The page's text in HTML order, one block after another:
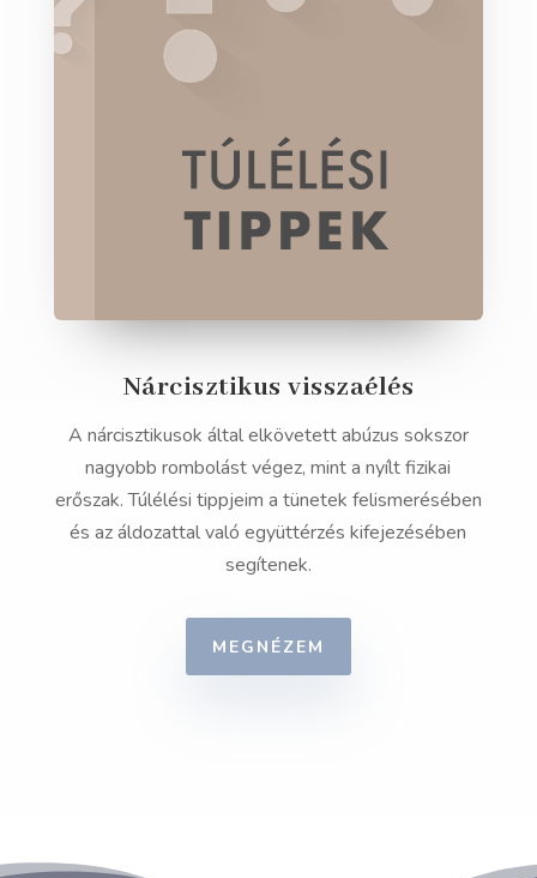
Nárcisztikus visszaélés
A nárcisztikusok által elkövetett abúzus sokszor
nagyobb rombolást végez, mint a nyílt fizikai
erőszak. Túlélési tippjeim a tünetek felismerésében
és az áldozattal való együttérzés kifejezésében
segítenek.
MEGNÉZEM